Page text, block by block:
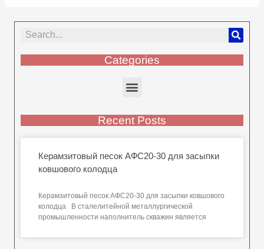
Categories
Recent Posts
Керамзитовый песок АФС20-30 для засыпки
ковшового колодца
Керамзитовый песок АФС20-30 для засыпки ковшового
колодца В сталелитейной металлургической
промышленности наполнитель скважин является